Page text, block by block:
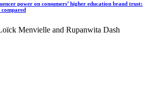
power on consumers’ higher education brand trust:
Menvielle and Rupanwita Dash